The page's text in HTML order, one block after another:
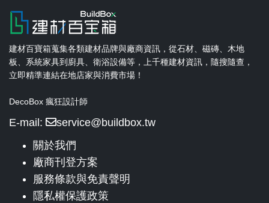
建材百寶箱蒐集各類建材品牌與廠商資訊，從石材、磁磚、木地
板、系統家具到廚具、衛浴設備等，上千種建材資訊，隨搜隨查，
立即精準連結在地店家與消費市場！
DecoBox 瘋狂設計師
E-mail:
service@buildbox.tw
關於我們
廠商刊登方案
服務條款與免責聲明
隱私權保護政策